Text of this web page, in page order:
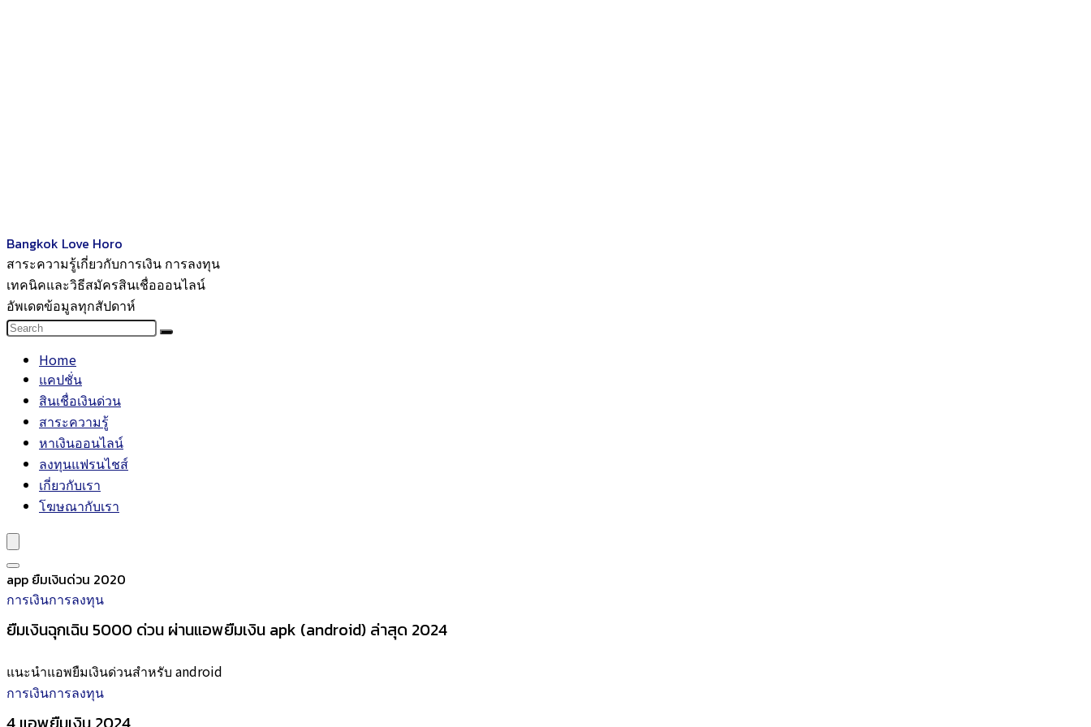
Bangkok Love Horo
สาระความรู้เกี่ยวกับการเงิน การลงทุน
เทคนิคและวิธีสมัครสินเชื่อออนไลน์
อัพเดตข้อมูลทุกสัปดาห์
Home
แคปชั่น
สินเชื่อเงินด่วน
สาระความรู้
หาเงินออนไลน์
ลงทุนแฟรนไชส์
เกี่ยวกับเรา
โฆษณากับเรา
app ยืมเงินด่วน 2020
การเงินการลงทุน
ยืมเงินฉุกเฉิน 5000 ด่วน ผ่านแอพยืมเงิน apk (android) ล่าสุด 2024
แนะนำแอพยืมเงินด่วนสำหรับ android
การเงินการลงทุน